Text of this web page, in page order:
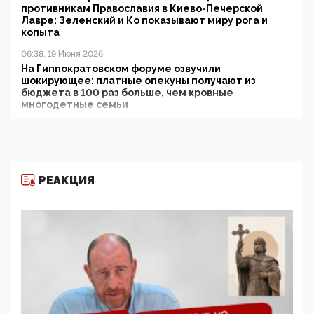
противникам Православия в Киево-Печерской
Лавре: Зеленский и Ко показывают миру рога и
копыта
06:38, 19 Июня 2026
На Гиппократовском форуме озвучили
шокирующее: платные опекуны получают из
бюджета в 100 раз больше, чем кровные
многодетные семьи
11:53, 09 Июня 2026
деятельность ИИТО ЮНЕСКО в России, но
цифроглобалисты продолжают определять
повестку в образовании
09:43, 01 Июня 2026
5G за счет здоровья граждан: Минцифры намерено
отобрать у регионов и муниципалитетов право
защищать жилые дома и социальные объекты от
РЕАКЦИЯ